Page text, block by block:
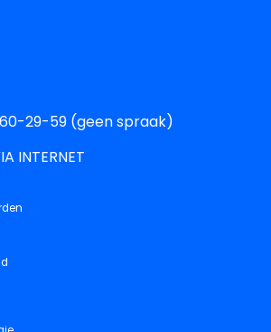
29-59 (geen spraak)
INTERNET